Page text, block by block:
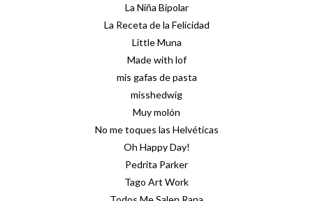
La Niña Bipolar
La Receta de la Felicidad
Little Muna
Made with lof
mis gafas de pasta
misshedwig
Muy molón
No me toques las Helvéticas
Oh Happy Day!
Pedrita Parker
Tago Art Work